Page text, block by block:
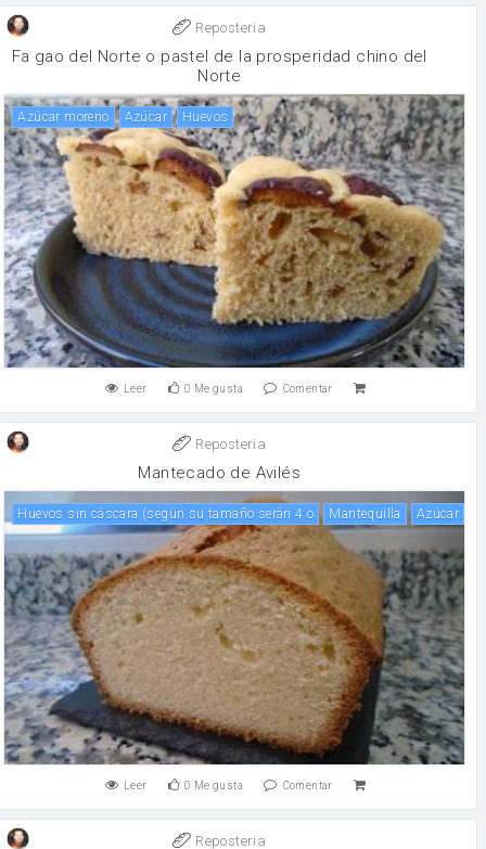
Reposteria
Fa gao del Norte o pastel de la prosperidad chino del
Norte
Azúcar moreno Azúcar huevos
Leer 0 Me gusta Comentar
Reposteria
Mantecado de Avilés
Huevos sin cáscara (según su tamaño serán 4 o mantequilla Azúcar
Leer 0 Me gusta Comentar
Reposteria